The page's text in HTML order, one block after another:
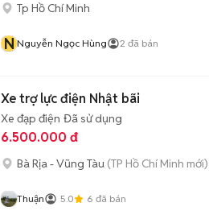
Tp Hồ Chí Minh
N Nguyễn Ngọc Hùng 2 đã bán
Xe trợ lực điện Nhật bãi
Xe đạp điện Đã sử dụng
6.500.000 đ
Bà Rịa - Vũng Tàu (TP Hồ Chí Minh mới)
Thuận 5.0 6 đã bán